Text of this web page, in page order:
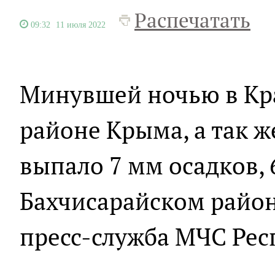
09:32 11 июля 2022 Распечатать
Минувшей ночью в
районе Крыма, а так
выпало 7 мм осадков,
Бахчисарайском
пресс-служба МЧС